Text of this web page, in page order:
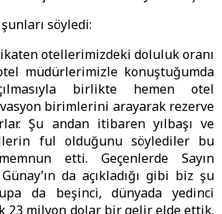
söyledi:
otellerimizdeki doluluk oranı
müdürlerimizle konuştuğumda
birlikte hemen otel
birimlerini arayarak rezerve
Şu andan itibaren yılbaşı ve
ful olduğunu söylediler bu
etti. Geçenlerde Sayın
da açıkladığı gibi biz şu
da beşinci, dünyada yedinci
23 milyon dolar bir gelir elde ettik.